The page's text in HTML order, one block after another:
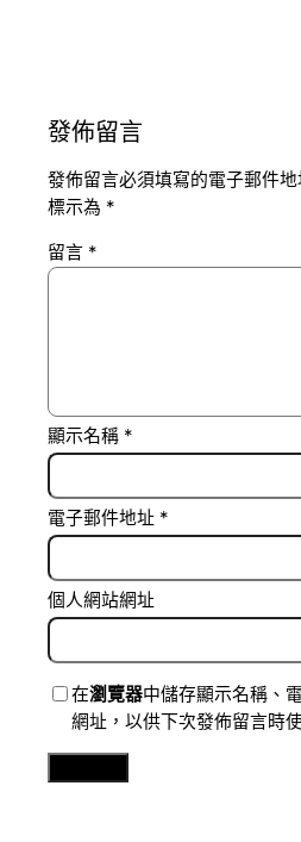
發佈留言
發佈留言必須填寫的電子郵件地
標示為 *
留言 *
顯示名稱 *
電子郵件地址 *
個人網站網址
在瀏覽器中儲存顯示名稱、
網址，以供下次發佈留言時